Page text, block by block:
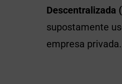
Descentralizada
supostamente
empresa